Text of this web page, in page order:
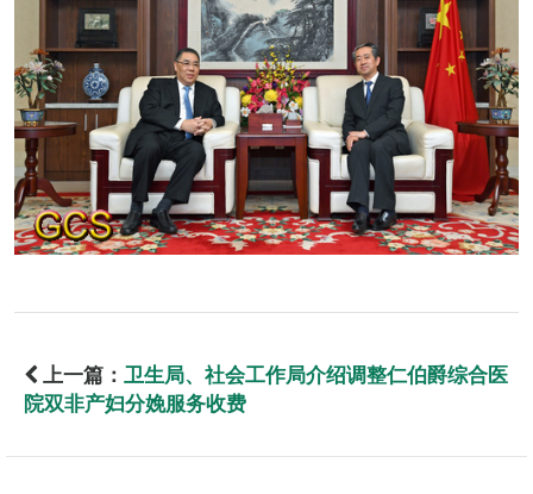
上一篇： 卫生局、社会工作局介绍调整仁伯爵综合医
院双非产妇分娩服务收费